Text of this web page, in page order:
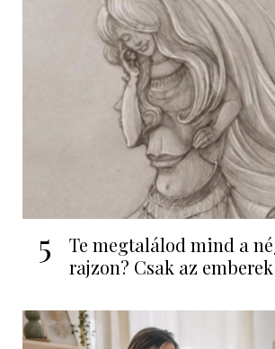
5
Te megtalálod mind a
rajzon? Csak az emberek